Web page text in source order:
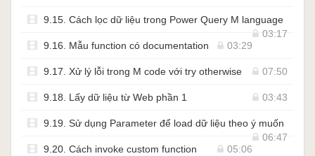
9.15. Cách lọc dữ liệu trong Power Query M language
03:17
9.16. Mẫu function có documentation
03:29
9.17. Xử lý lỗi trong M code với try otherwise 07:50
9.18. Lấy dữ liệu từ Web phần 1 03:43
9.19. Sử dụng Parameter để load dữ liệu theo ý muốn
06:47
9.20. Cách invoke custom function
05:06